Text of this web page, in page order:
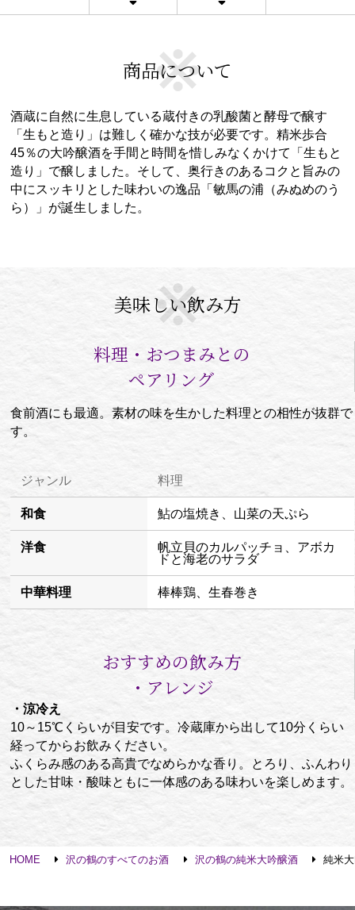
商品について
酒蔵に自然に生息している蔵付きの乳酸菌と酵母で醸す
「生もと造り」は難しく確かな技が必要です。精米歩合
45％の大吟醸酒を手間と時間を惜しみなくかけて「生もと
造り」で醸しました。そして、奥行きのあるコクと旨みの
中にスッキリとした味わいの逸品「敏馬の浦（みぬめのう
ら）」が誕生しました。
美味しい飲み方
料理・おつまみとの
ペアリング
食前酒にも最適。素材の味を生かした料理との相性が抜群で
す。
ジャンル 料理
和食 鮎の塩焼き、山菜の天ぷら
洋食
帆立貝のカルパッチョ、アボカ
ドと海老のサラダ
中華料理 棒棒鶏、生春巻き
おすすめの飲み方
・アレンジ
・涼冷え
10～15℃くらいが目安です。冷蔵庫から出して10分くらい
経ってからお飲みください。
ふくらみ感のある高貴でなめらかな香り。とろり、ふんわり
とした甘味・酸味ともに一体感のある味わいを楽しめます。
HOME 沢の鶴のすべてのお酒 沢の鶴の純米大吟醸酒 純米